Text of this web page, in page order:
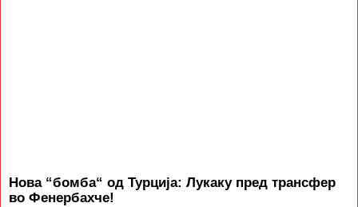
Нова “бомба“ од Турција: Лукаку пред трансфер
во Фенербахче!